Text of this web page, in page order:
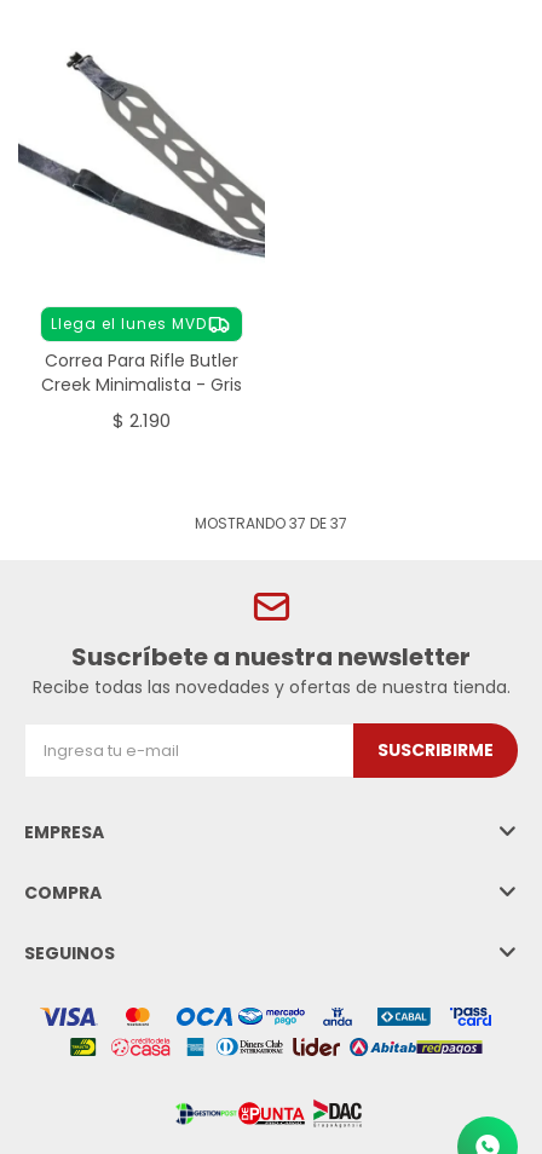
Llega el lunes MVD
Correa Para Rifle Butler
Creek Minimalista - Gris
$ 2.190
MOSTRANDO37 DE37
Suscríbete a nuestra newsletter
Recibe todas las novedades y ofertas de nuestra tienda.
SUSCRIBIRME
EMPRESA
COMPRA
SEGUINOS